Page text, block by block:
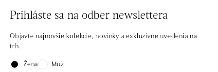
Prihláste sa na odber newslettera
Objavte najnovšie kolekcie, novinky a exkluzívne uvedenia na
trh.
Žena
Muž